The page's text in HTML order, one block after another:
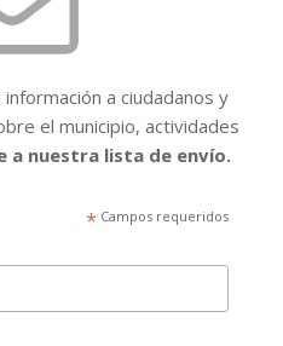
a ciudadanos y
el municipio, actividades
a nuestra lista de envío.
*Campos requeridos